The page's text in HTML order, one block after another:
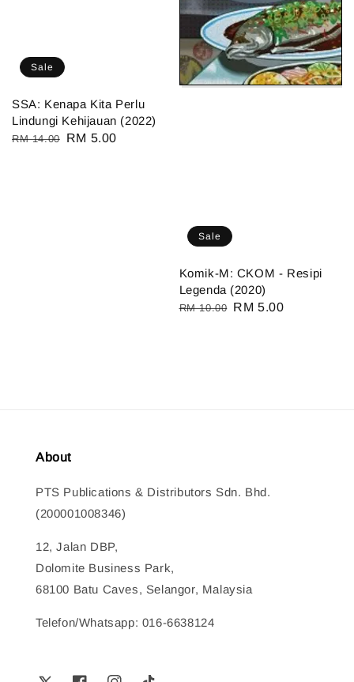
Sale
SSA: Kenapa Kita Perlu
Lindungi Kehijauan (2022)
Regular
RM 14.00
Sale
RM 5.00
Sale
Komik-M: CKOM - Resipi
Legenda (2020)
Regular
RM 10.00 Sale
RM 5.00
About
PTS Publications & Distributors Sdn. Bhd.
(200001008346)
12, Jalan DBP,
Dolomite Business Park,
68100 Batu Caves, Selangor, Malaysia
Telefon/Whatsapp: 016-6638124